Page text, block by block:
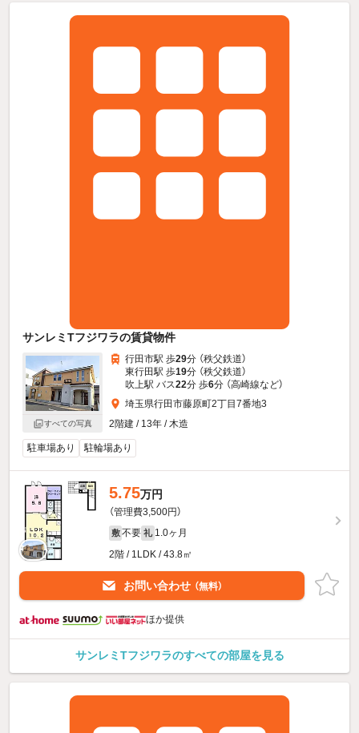
サンレミTフジワラの賃貸物件
すべての写真
行田市駅 歩29分 （秩父鉄道）
東行田駅 歩19分 （秩父鉄道）
吹上駅 バス22分 歩6分 （高崎線など）
埼玉県行田市藤原町2丁目7番地3
2階建 / 13年 / 木造
駐車場あり 駐輪場あり
5.75万円
（管理費3,500円）
敷 不要 礼 1.0ヶ月
2階 / 1LDK / 43.8㎡
お問い合わせ （無料）
ほか提供
サンレミTフジワラのすべての部屋を見る